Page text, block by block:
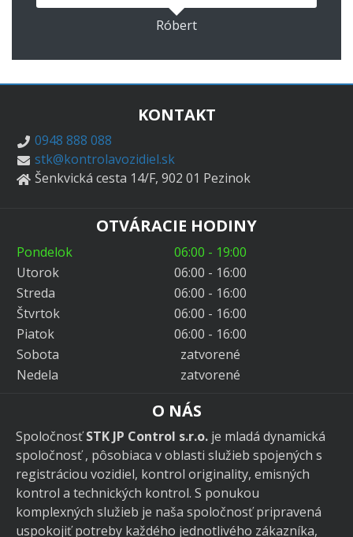
Róbert
KONTAKT
0948 888 088
stk@kontrolavozidiel.sk
Šenkvická cesta 14/F, 902 01 Pezinok
OTVÁRACIE HODINY
Pondelok
06:00 - 19:00
Utorok
06:00 - 16:00
Streda
06:00 - 16:00
Štvrtok
06:00 - 16:00
Piatok
06:00 - 16:00
Sobota
zatvorené
Nedela
zatvorené
O NÁS
SpoločnosťSTK JP Control s.r.o. je mladá dynamická
spoločnosť , pôsobiaca v oblasti služieb spojených s
registráciou vozidiel, kontrol originality, emisných
kontrol a technických kontrol. S ponukou
komplexných služieb je naša spoločnosť pripravená
uspokojiť potreby každého jednotlivého zákazníka,